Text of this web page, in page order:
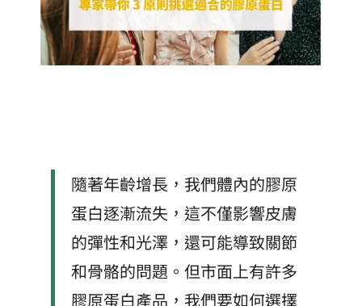
隨著年齡增長，我們體內的膠原
蛋白逐漸流失，這不僅影響皮膚
的彈性和光澤，還可能導致關節
和骨骼的問題。但市面上有許多
膠原蛋白產品，我們要如何選擇